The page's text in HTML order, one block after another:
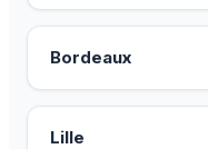
Bordeaux
Lille